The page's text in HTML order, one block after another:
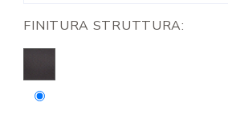
FINITURA STRUTTURA: